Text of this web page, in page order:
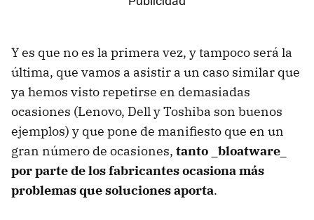
Y es que no es la primera vez, y tampoco será la
última, que vamos a asistir a un caso similar que
ya hemos visto repetirse en demasiadas
ocasiones (Lenovo, Dell y Toshiba son buenos
ejemplos) y que pone de manifiesto que en un
gran número de ocasiones, tanto _bloatware_
por parte de los fabricantes ocasiona más
problemas que soluciones aporta.